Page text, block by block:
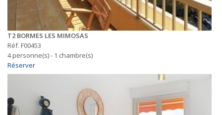
T2 BORMES LES MIMOSAS
Réf. F00453
4 personne(s) - 1 chambre(s)
Réserver